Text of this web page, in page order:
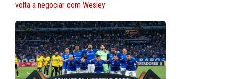
volta a negociar com Wesley